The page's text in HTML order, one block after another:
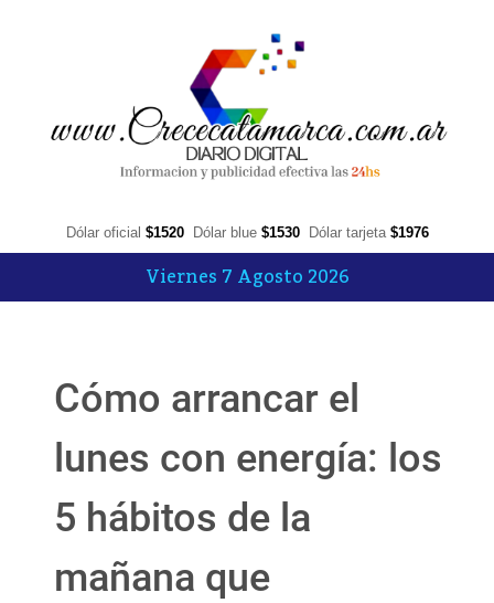
Dólar oficial $1520 Dólar blue $1530 Dólar tarjeta $1976
Viernes 7 Agosto 2026
Cómo arrancar el
lunes con energía: los
5 hábitos de la
mañana que